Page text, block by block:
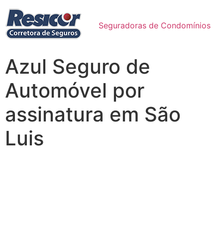
Seguradoras de Condomínios
Azul Seguro de
Automóvel por
assinatura em São
Luis